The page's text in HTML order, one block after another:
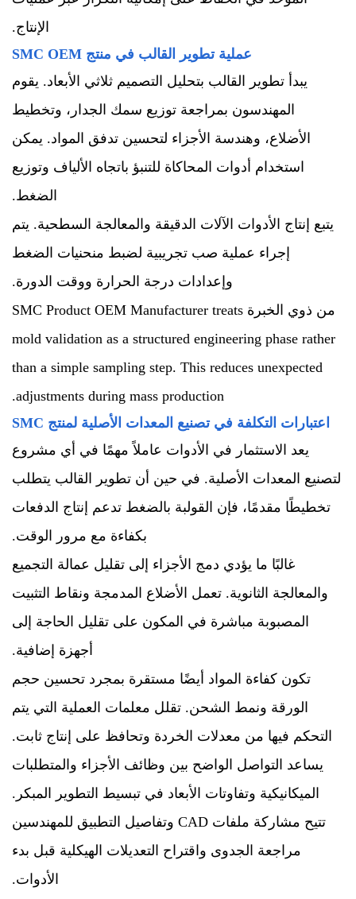
الإنتاج.
عملية تطوير القالب في منتج SMC OEM
يبدأ تطوير القالب بتحليل التصميم ثلاثي الأبعاد. يقوم
المهندسون بمراجعة توزيع سمك الجدار، وتخطيط
الأضلاع، وهندسة الأجزاء لتحسين تدفق المواد. يمكن
استخدام أدوات المحاكاة للتنبؤ باتجاه الألياف وتوزيع
الضغط.
يتبع إنتاج الأدوات الآلات الدقيقة والمعالجة السطحية. يتم
إجراء عملية صب تجريبية لضبط منحنيات الضغط
وإعدادات درجة الحرارة ووقت الدورة.
من ذوي الخبرة SMC Product OEM Manufacturer treats
mold validation as a structured engineering phase rather
than a simple sampling step. This reduces unexpected
adjustments during mass production.
اعتبارات التكلفة في تصنيع المعدات الأصلية لمنتج SMC
يعد الاستثمار في الأدوات عاملاً مهمًا في أي مشروع
لتصنيع المعدات الأصلية. في حين أن تطوير القالب يتطلب
تخطيطًا مقدمًا، فإن القولبة بالضغط تدعم إنتاج الدفعات
بكفاءة مع مرور الوقت.
غالبًا ما يؤدي دمج الأجزاء إلى تقليل عمالة التجميع
والمعالجة الثانوية. تعمل الأضلاع المدمجة ونقاط التثبيت
المصبوبة مباشرة في المكون على تقليل الحاجة إلى
أجهزة إضافية.
تكون كفاءة المواد أيضًا مستقرة بمجرد تحسين حجم
الورقة ونمط الشحن. تقلل معلمات العملية التي يتم
التحكم فيها من معدلات الخردة وتحافظ على إنتاج ثابت.
يساعد التواصل الواضح بين وظائف الأجزاء والمتطلبات
الميكانيكية وتفاوتات الأبعاد في تبسيط التطوير المبكر.
تتيح مشاركة ملفات CAD وتفاصيل التطبيق للمهندسين
مراجعة الجدوى واقتراح التعديلات الهيكلية قبل بدء
الأدوات.